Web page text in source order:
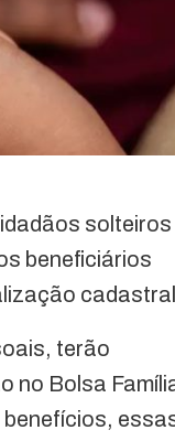
solteiros
beneficiários
terão
no Bolsa
benefícios,